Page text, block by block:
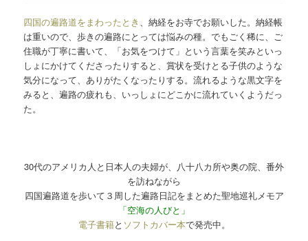
四国の遍路道をまわったとき 、納経をお寺でお願いした。納経帳
は重いので、歩きの遍路にとっては悩みの種。でもごく稀に、ご
住職が丁寧に書いて、「お気をつけて」という言葉を笑みといっ
しょにかけてくださったりすると、賞状を受けとる子供のような
気分になって、ありがたくなったりする。流れるような黒文字を
みると、遍路の疲れも、いっしょにどこかに流れていくようだっ
た。
30代のアメリカ人と日本人の夫婦が、八十八カ所や奥の院、番外
を訪ねながら
四国遍路道を歩いて３周した遍路日記をまとめた聖地巡礼メモア
「空海の人びと」
電子書籍と ソフトカバー本で発売中。